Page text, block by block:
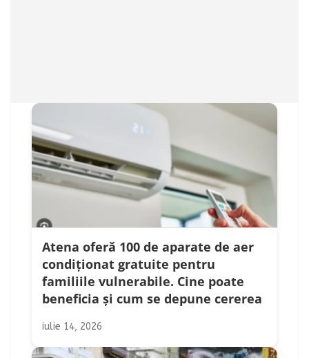
Atena oferă 100 de aparate de aer
condiționat gratuite pentru
familiile vulnerabile. Cine poate
beneficia și cum se depune cererea
iulie 14, 2026